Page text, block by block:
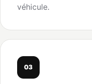
véhicule.
03